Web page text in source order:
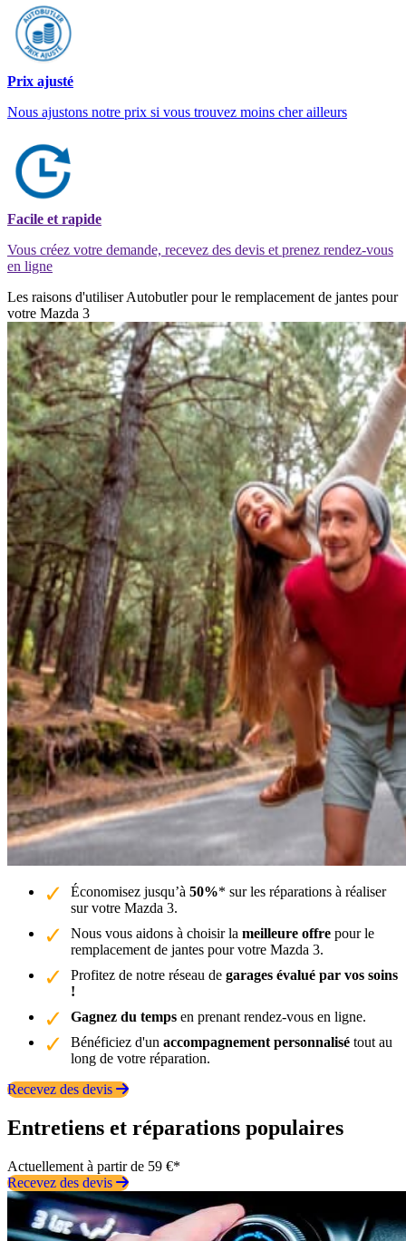
Prix ajusté
Nous ajustons notre prix si vous trouvez moins cher ailleurs
Facile et rapide
Vous créez votre demande, recevez des devis et prenez rendez-vous
en ligne
Les raisons d'utiliser Autobutler pour le remplacement de jantes pour
votre Mazda 3
Économisez jusqu’à 50%* sur les réparations à réaliser
sur votre Mazda 3.
Nous vous aidons à choisir la meilleure offre pour le
remplacement de jantes pour votre Mazda 3.
Profitez de notre réseau de garages évalué par vos soins
!
Gagnez du temps en prenant rendez-vous en ligne.
Bénéficiez d'un accompagnement personnalisé tout au
long de votre réparation.
Recevez des devis
Entretiens et réparations populaires
Actuellement à partir de 59 €*
Recevez des devis